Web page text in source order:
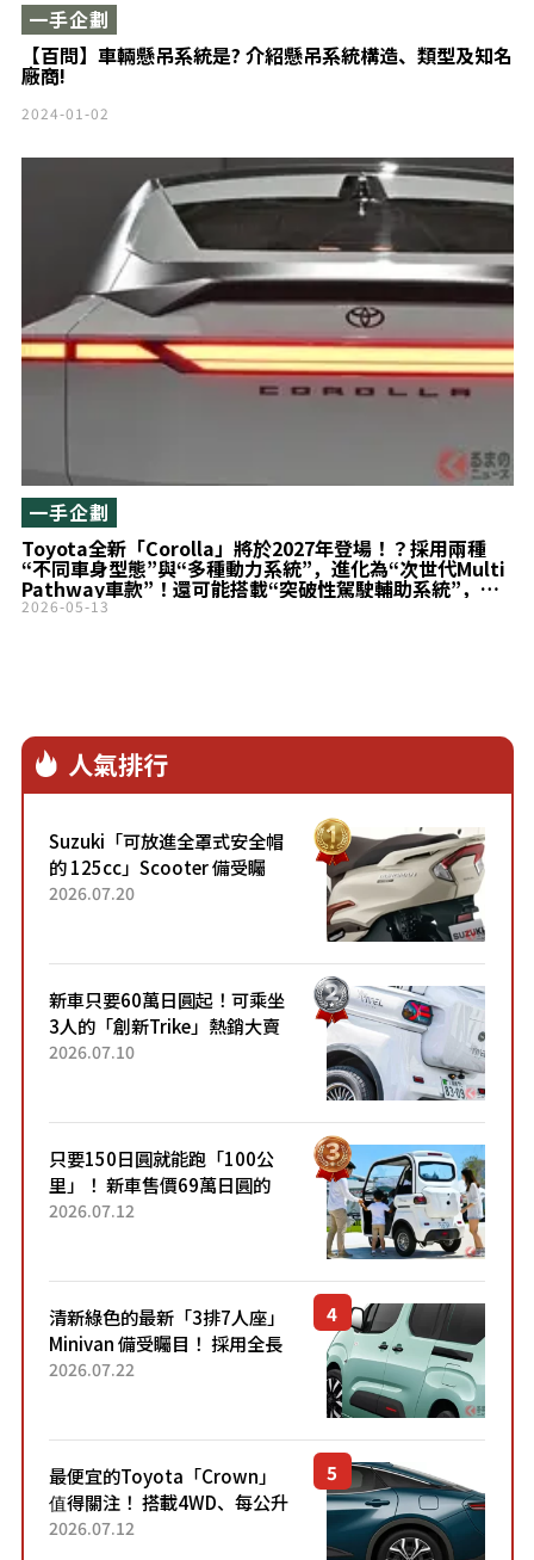
【百問】車輛懸吊系統是? 介紹懸吊系統構造、類型及知名
廠商!
一手企劃
2024-01-02
Toyota全新「Corolla」將於2027年登場！？採用兩種
“不同車身型態”與“多種動力系統”，進化為“次世代Multi
Pathway車款”！還可能搭載“突破性駕駛輔助系統”，成
為“全新世界標準車”！？
一手企劃
2026-05-13
人氣排行
Suzuki「可放進全罩式安全帽
的 125cc」Scooter 備受矚
目！採用全新流線設計與各項
2026.07.20
新車只要60萬日圓起！可乘坐
3人的「創新Trike」熱銷大賣
成為人氣車款！「養車成本真
2026.07.10
只要150日圓就能跑「100公
里」！ 新車售價69萬日圓的
「3人座」Trike大受歡迎！ 順
2026.07.12
清新綠色的最新「3排7人座」
Minivan 備受矚目！ 採用全長
4.7公尺剛剛好的車身尺寸與
2026.07.22
最便宜的Toyota「Crown」
值得關注！ 搭載4WD、每公升
22.4公里低油耗表現超亮眼！
2026.07.12